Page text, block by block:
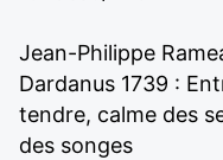
Jean-Philippe
Dardanus 1739 :
tendre, calme des
des songes